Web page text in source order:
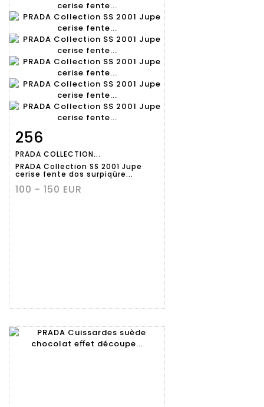
Fiche
détaillée
256
PRADA COLLECTION...
PRADA Collection SS 2001 Jupe
cerise fente dos surpiqûre...
100 - 150 EUR